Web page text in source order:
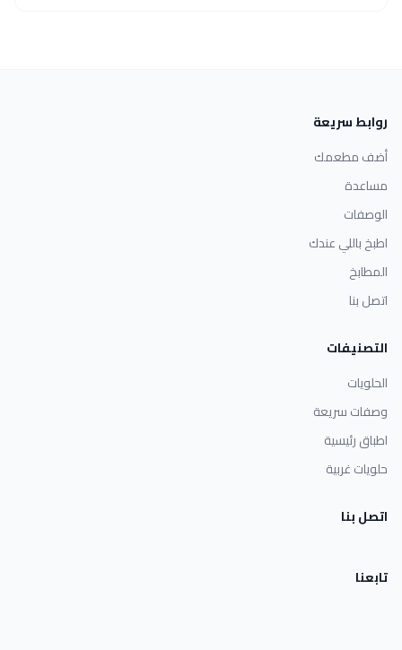
روابط سريعة
أضف مطعمك
مساعدة
الوصفات
اطبخ باللي عندك
المطابخ
اتصل بنا
التصنيفات
الحلويات
وصفات سريعة
اطباق رئيسية
حلويات غربية
اتصل بنا
تابعنا